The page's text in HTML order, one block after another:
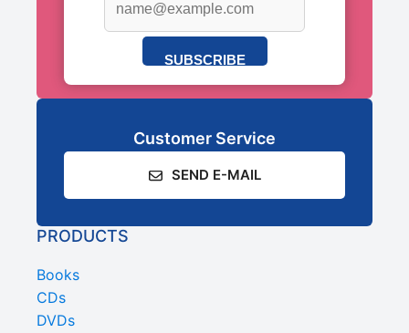
SUBSCRIBE
Customer Service
SEND E-MAIL
PRODUCTS
Books
CDs
DVDs